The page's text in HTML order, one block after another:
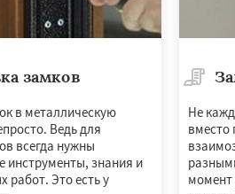
замков
в металлическую
Ведь для
всегда нужны
инструменты, знания и
работ. Это есть у
Не
вместо
момент